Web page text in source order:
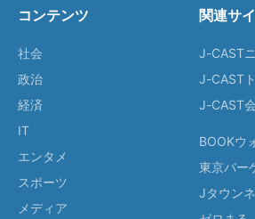
コンテンツ
社会
政治
経済
IT
エンタメ
スポーツ
メディア
関連サ
J-CAST
J-CAST
J-CAST
BOOKウ
東京バー
Jタウン